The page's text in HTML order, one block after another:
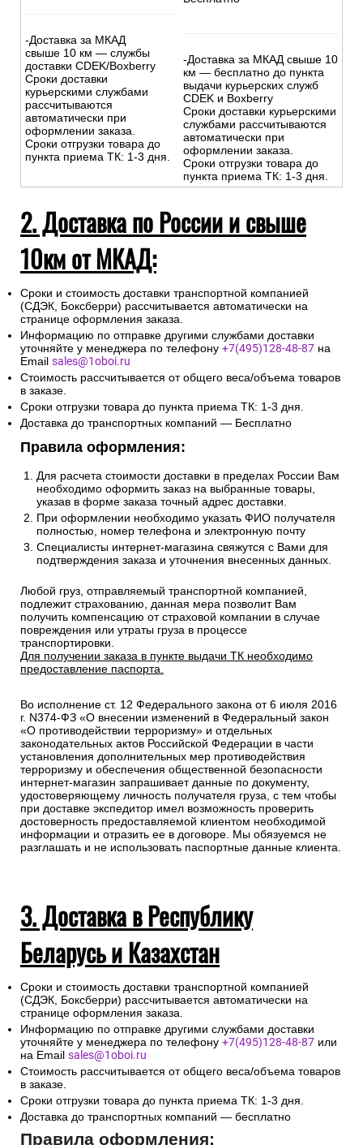
-Доставка за МКАД
свыше 10 км — службы
доставки CDEK/Boxberry
Сроки доставки
курьерскими службами
рассчитываются
автоматически при
оформлении заказа.
Сроки отгрузки товара до
пункта приема ТК: 1-3 дня.
-Доставка за МКАД свыше 10
км — бесплатно до пункта
выдачи курьерских служб
CDEK и Boxberry
Сроки доставки курьерскими
службами рассчитываются
автоматически при
оформлении заказа.
Сроки отгрузки товара до
пункта приема ТК: 1-3 дня.
2. Доставка по России и свыше
10км от МКАД:
Сроки и стоимость доставки транспортной компанией
(СДЭК, Боксберри) рассчитывается автоматически на
странице оформления заказа.
Информацию по отправке другими службами доставки
уточняйте у менеджера по телефону +7(495)128-48-87 на
Email sales@1oboi.ru
Стоимость рассчитывается от общего веса/объема товаров
в заказе.
Сроки отгрузки товара до пункта приема ТК: 1-3 дня.
Доставка до транспортных компаний — Бесплатно
Правила оформления:
Для расчета стоимости доставки в пределах России Вам
необходимо оформить заказ на выбранные товары,
указав в форме заказа точный адрес доставки.
При оформлении необходимо указать ФИО получателя
полностью, номер телефона и электронную почту
Специалисты интернет-магазина свяжутся с Вами для
подтверждения заказа и уточнения внесенных данных.
Любой груз, отправляемый транспортной компанией,
подлежит страхованию, данная мера позволит Вам
получить компенсацию от страховой компании в случае
повреждения или утраты груза в процессе
транспортировки.
Для получении заказа в пункте выдачи ТК необходимо
предоставление паспорта.
Во исполнение ст. 12 Федерального закона от 6 июля 2016
г. N374-ФЗ «О внесении изменений в Федеральный закон
«О противодействии терроризму» и отдельных
законодательных актов Российской Федерации в части
установления дополнительных мер противодействия
терроризму и обеспечения общественной безопасности
интернет-магазин запрашивает данные по документу,
удостоверяющему личность получателя груза, с тем чтобы
при доставке экспедитор имел возможность проверить
достоверность предоставляемой клиентом необходимой
информации и отразить ее в договоре. Мы обязуемся не
разглашать и не использовать паспортные данные клиента.
3. Доставка в Республику
Беларусь и Казахстан
Сроки и стоимость доставки транспортной компанией
(СДЭК, Боксберри) рассчитывается автоматически на
странице оформления заказа.
Информацию по отправке другими службами доставки
уточняйте у менеджера по телефону +7(495)128-48-87 или
на Email sales@1oboi.ru
Стоимость рассчитывается от общего веса/объема товаров
в заказе.
Сроки отгрузки товара до пункта приема ТК: 1-3 дня.
Доставка до транспортных компаний — бесплатно
Правила оформления: